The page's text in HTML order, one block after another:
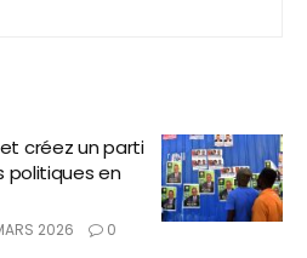
créez un parti
politiques en
2026 0